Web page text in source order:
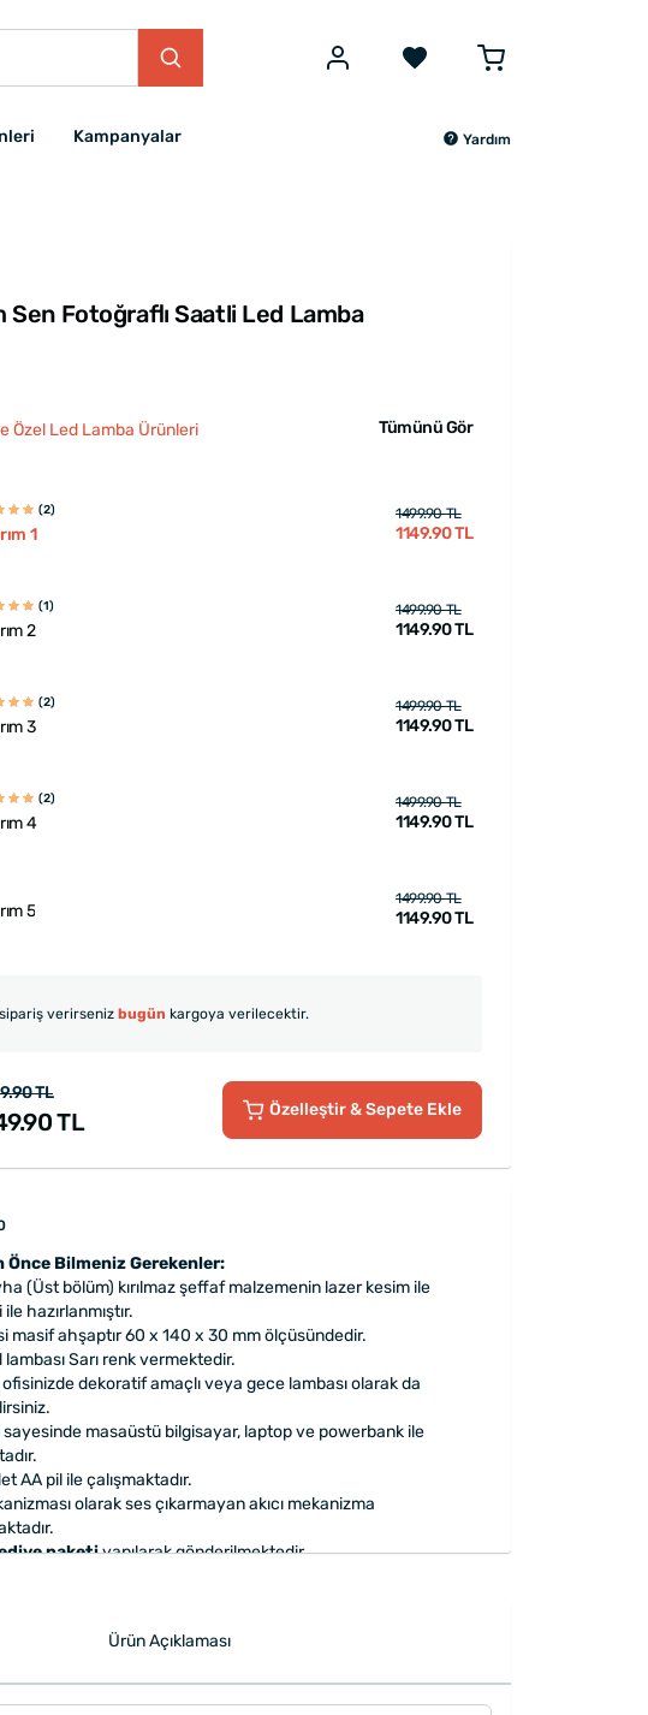
Kampanyalar Yardım
Sen Fotoğraflı Saatli Led Lamba
Özel Led Lamba Ürünleri Tümünü Gör
(2)
1
1499.90 TL
1149.90 TL
(1)
2
1499.90 TL
1149.90 TL
(2)
3
1499.90 TL
1149.90 TL
(2)
4
1499.90 TL
1149.90 TL
5
1499.90 TL
1149.90 TL
sipariş verirseniz bugün kargoya verilecektir.
TL
TL Özelleştir& Sepete Ekle
Önce Bilmeniz Gerekenler:
(Üst bölüm) kırılmaz şeffaf malzemenin lazer kesim ile
hazırlanmıştır.
masif ahşaptır 60 x 140 x 30 mm ölçüsündedir.
Sarı renk vermektedir.
dekoratif amaçlı veya gece lambası olarak da
sayesinde masaüstü bilgisayar, laptop ve powerbank ile
AA pil ile çalışmaktadır.
olarak ses çıkarmayan akıcı mekanizma
paketiyapılarak gönderilmektedir.
Ürün Açıklaması